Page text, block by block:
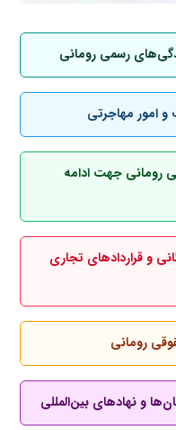
رسمی رومانی
و امور مهاجرتی
رومانی جهت ادامه
و قراردادهای تجاری
رومانی
و نهادهای بین‌المللی